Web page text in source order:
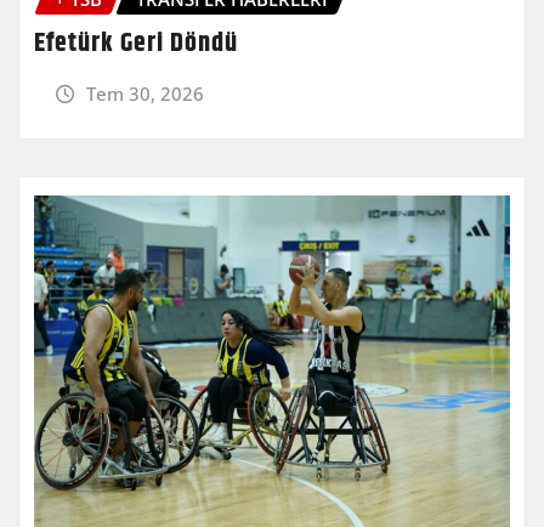
Efetürk Geri Döndü
Tem 30, 2026